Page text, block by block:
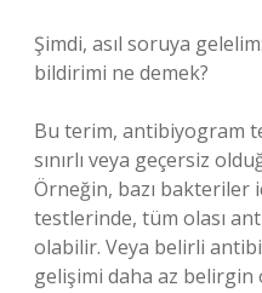
Şimdi, asıl soruya
bildirimi ne demek?
Bu terim, antibiyogram
sınırlı veya geçersiz
Örneğin, bazı bakteriler
testlerinde, tüm olası
olabilir. Veya belirli
gelişimi daha az belirgin